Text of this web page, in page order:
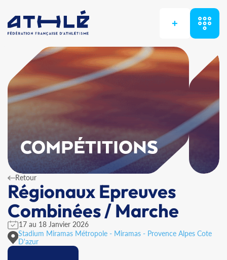
+
COMPÉTITIONS
Retour
Régionaux Epreuves
Combinées / Marche
17 au 18 Janvier 2026
Stadium Miramas Métropole - Miramas - Provence Alpes Cote
D'azur